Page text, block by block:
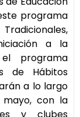
programa
a la
programa
de Hábitos
a lo largo
con la